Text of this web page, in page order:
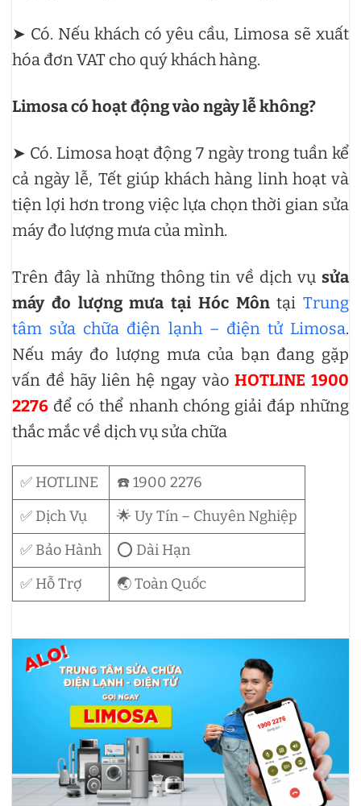
➤ Có. Nếu khách có yêu cầu, Limosa sẽ xuất
hóa đơn VAT cho quý khách hàng.
Limosa có hoạt động vào ngày lễ không?
➤ Có. Limosa hoạt động 7 ngày trong tuần kể
cả ngày lễ, Tết giúp khách hàng linh hoạt và
tiện lợi hơn trong việc lựa chọn thời gian sửa
máy đo lượng mưa của mình.
Trên đây là những thông tin về dịch vụ sửa
máy đo lượng mưa tại Hóc Môntại Trung
tâm sửa chữa điện lạnh – điện tử Limosa.
Nếu máy đo lượng mưa của bạn đang gặp
vấn đề hãy liên hệ ngay vàoHOTLINE 1900
2276 để có thể nhanh chóng giải đáp những
thắc mắc về dịch vụ sửa chữa
✅ HOTLINE
☎️ 1900 2276
✅ Dịch Vụ
🌟 Uy Tín – Chuyên Nghiệp
✅ Bảo Hành
⭕ Dài Hạn
✅ Hỗ Trợ
🌏 Toàn Quốc